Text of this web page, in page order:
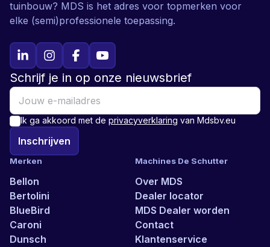
tuinbouw? MDS is het adres voor topmerken voor
elke (semi)professionele toepassing.
Merken
Bellon
Bertolini
BlueBird
Caroni
Dunsch
Machines De Schutter
Over MDS
Dealer locator
MDS Dealer worden
Contact
Klantenservice
Schrijf je in op onze nieuwsbrief
Ik ga akkoord met de privacyverklaring van Mdsbv.eu
Inschrijven